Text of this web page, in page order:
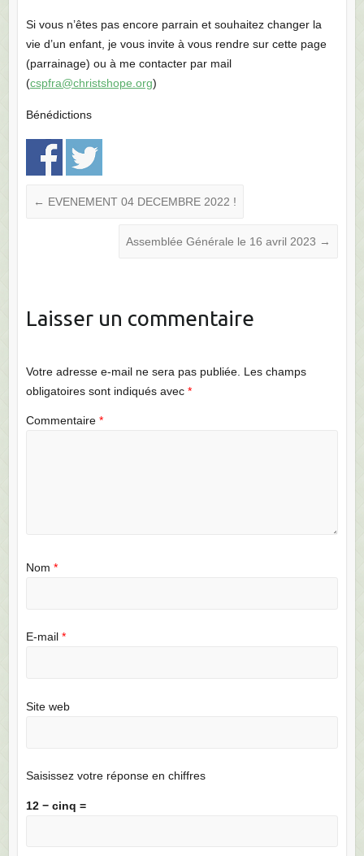
Si vous n’êtes pas encore parrain et souhaitez changer la
vie d’un enfant, je vous invite à vous rendre sur cette page
(parrainage) ou à me contacter par mail
(cspfra@christshope.org)
Bénédictions
← EVENEMENT 04 DECEMBRE 2022 !
Assemblée Générale le 16 avril 2023 →
Laisser un commentaire
Votre adresse e-mail ne sera pas publiée. Les champs
obligatoires sont indiqués avec *
Commentaire *
Nom *
E-mail *
Site web
Saisissez votre réponse en chiffres
12 − cinq =